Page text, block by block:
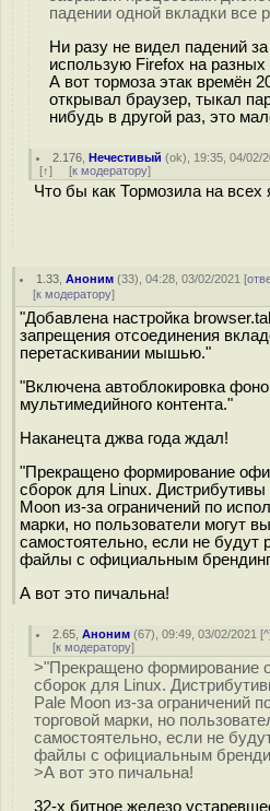
падении одной вкладки все
Ни разу не видел падений за
использую Firefox на
А вот тормоза этак времён
открывал браузер, тыкал
нибудь в другой раз, это
2.176 ,Нечестивый (ok), 19:35, 04/02/
[↑] [к модератору]
Что бы как Тормозила на всех
1.33 ,Аноним (33), 04:28, 03/02/2021 [
[к модератору]
"Добавлена настройка
запрещения отсоединения
перетаскивании мышью."
"Включена автоблокировка
мультимедийного контента."
Наканецта джва года ждал!
"Прекращено формирование
сборок для Linux.
Moon из-за ограничений по
марки, но пользователи могут
самостоятельно, если не будут
файлы с официальным
А вот это пичальна!
2.65 ,Аноним (67), 09:49, 03/02/2021 [^
[к модератору]
>"Прекращено формирование
сборок для Linux.
Pale Moon из-за ограничений
торговой марки, но
самостоятельно, если не
файлы с официальным
>А вот это пичальна!
32-х битное железо